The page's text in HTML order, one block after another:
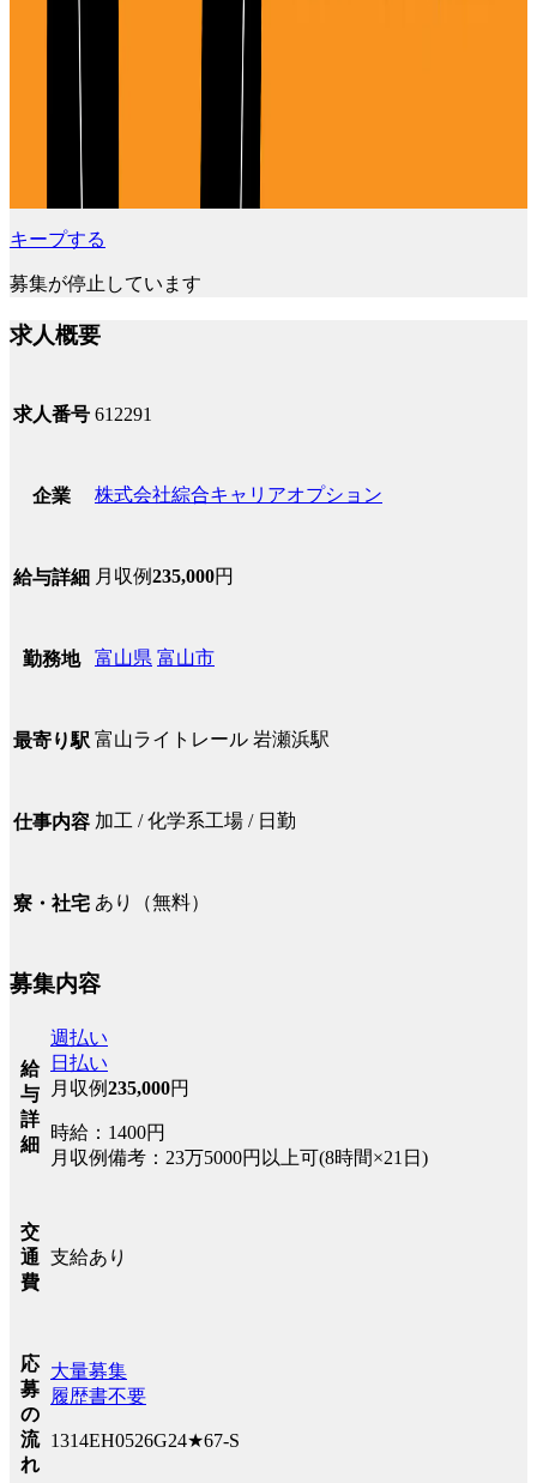
キープする
募集が停止しています
求人概要
求人番号 612291
企業 株式会社綜合キャリアオプション
給与詳細 月収例235,000円
勤務地 富山県 富山市
最寄り駅 富山ライトレール 岩瀬浜駅
仕事内容 加工 / 化学系工場 / 日勤
寮・社宅 あり（無料）
募集内容
給
与
詳
細
週払い
日払い
月収例235,000円
時給：1400円
月収例備考：23万5000円以上可(8時間×21日)
交
通
費
支給あり
応
募
の
流
れ
大量募集
履歴書不要
1314EH0526G24★67-S